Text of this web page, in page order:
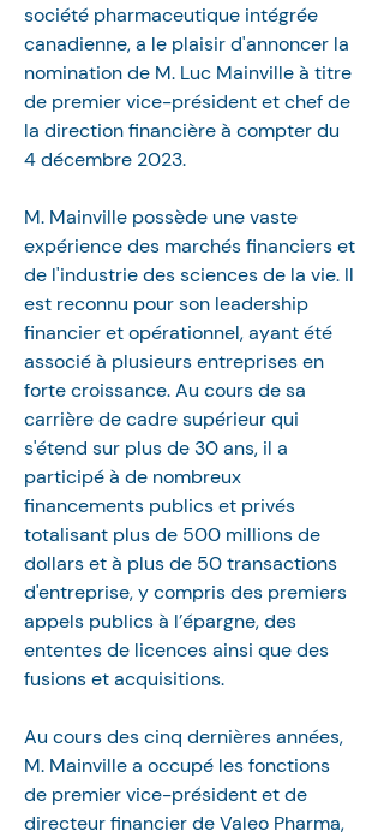
société pharmaceutique intégrée
canadienne, a le plaisir d'annoncer la
nomination de M. Luc Mainville à titre
de premier vice-président et chef de
la direction financière à compter du
4 décembre 2023.
M. Mainville possède une vaste
expérience des marchés financiers et
de l'industrie des sciences de la vie. Il
est reconnu pour son leadership
financier et opérationnel, ayant été
associé à plusieurs entreprises en
forte croissance. Au cours de sa
carrière de cadre supérieur qui
s'étend sur plus de 30 ans, il a
participé à de nombreux
financements publics et privés
totalisant plus de 500 millions de
dollars et à plus de 50 transactions
d'entreprise, y compris des premiers
appels publics à l’épargne, des
ententes de licences ainsi que des
fusions et acquisitions.
Au cours des cinq dernières années,
M. Mainville a occupé les fonctions
de premier vice-président et de
directeur financier de Valeo Pharma,